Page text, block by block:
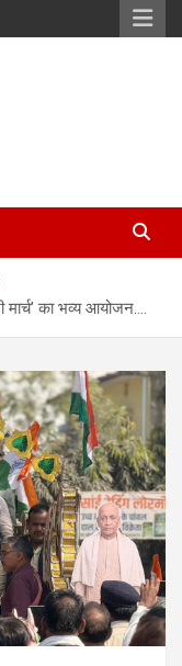
का भव्य आयोजन….